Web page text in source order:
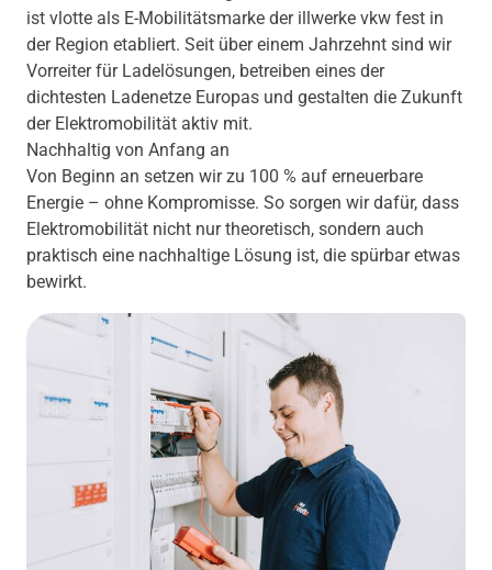
ist vlotte als E-Mobilitätsmarke der illwerke vkw fest in
der Region etabliert. Seit über einem Jahrzehnt sind wir
Vorreiter für Ladelösungen, betreiben eines der
dichtesten Ladenetze Europas und gestalten die Zukunft
der Elektromobilität aktiv mit.
Nachhaltig von Anfang an
Von Beginn an setzen wir zu 100 % auf erneuerbare
Energie – ohne Kompromisse. So sorgen wir dafür, dass
Elektromobilität nicht nur theoretisch, sondern auch
praktisch eine nachhaltige Lösung ist, die spürbar etwas
bewirkt.